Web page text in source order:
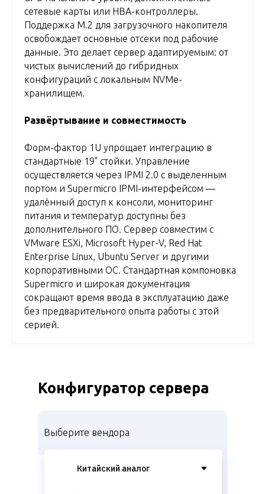
сетевые карты или HBA-контроллеры.
Поддержка M.2 для загрузочного накопителя
освобождает основные отсеки под рабочие
данные. Это делает сервер адаптируемым: от
чистых вычислений до гибридных
конфигураций с локальным NVMe-
хранилищем.
Развёртывание и совместимость
Форм-фактор 1U упрощает интеграцию в
стандартные 19" стойки. Управление
осуществляется через IPMI 2.0 с выделенным
портом и Supermicro IPMI-интерфейсом —
удалённый доступ к консоли, мониторинг
питания и температур доступны без
дополнительного ПО. Сервер совместим с
VMware ESXi, Microsoft Hyper-V, Red Hat
Enterprise Linux, Ubuntu Server и другими
корпоративными ОС. Стандартная компоновка
Supermicro и широкая документация
сокращают время ввода в эксплуатацию даже
без предварительного опыта работы с этой
серией.
Выберите вендора
Конфигуратор сервера